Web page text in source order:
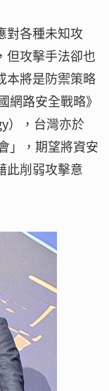
對各種未知攻
但攻擊手法卻也
本將是防禦策略
網路安全戰略》
），台灣亦於
」，期望將資安
此削弱攻擊意